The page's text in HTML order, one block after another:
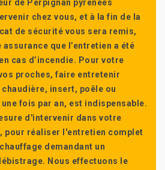
de Perpignan pyrénées
chez vous, et à la fin de la
de sécurité vous sera remis,
que l’entretien a été
cas d’incendie. Pour votre
proches, faire entretenir
insert, poêle ou
fois par an, est indispensable.
d'intervenir dans votre
pour réaliser l'entretien complet
demandant un
Nous effectuons le